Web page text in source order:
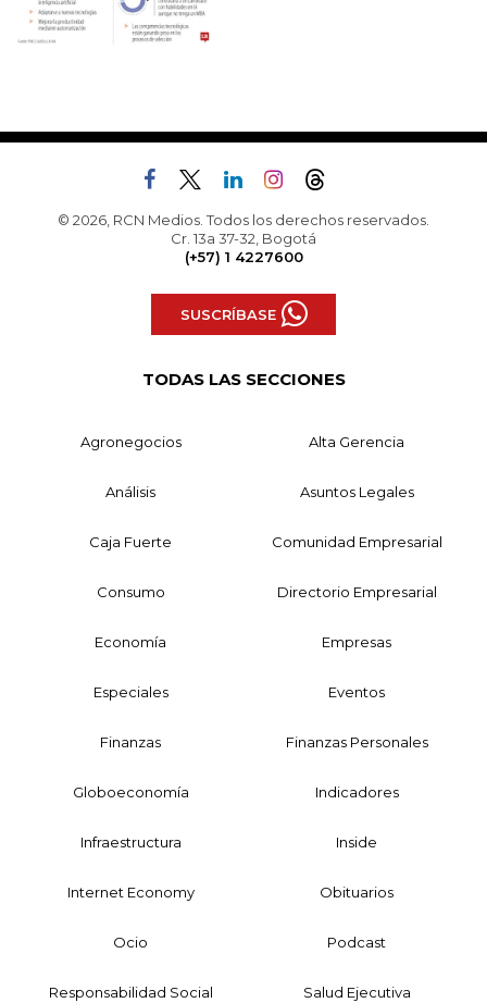
© 2026, RCN Medios. Todos los derechos reservados.
Cr. 13a 37-32, Bogotá
(+57) 1 4227600
SUSCRÍBASE
TODAS LAS SECCIONES
Agronegocios Alta Gerencia
Análisis Asuntos Legales
Caja Fuerte Comunidad Empresarial
Consumo Directorio Empresarial
Economía Empresas
Especiales Eventos
Finanzas Finanzas Personales
Globoeconomía Indicadores
Infraestructura Inside
Internet Economy Obituarios
Ocio Podcast
Responsabilidad Social Salud Ejecutiva